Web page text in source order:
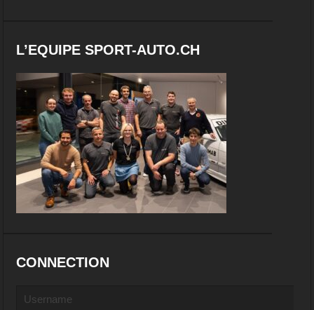
L’EQUIPE SPORT-AUTO.CH
CONNECTION